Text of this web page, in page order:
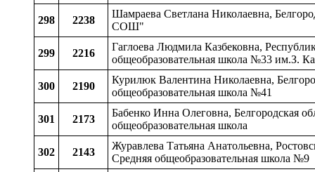
298 2238
Шамраева Светлана Николаевна,
СОШ"
299 2216
Гаглоева Людмила Казбековна,
общеобразовательная школа №33 им.З.
300 2190
Курилюк Валентина Николаевна,
общеобразовательная школа №41
301 2173
Бабенко Инна Олеговна, Белгородская
общеобразовательная школа
302 2143
Журавлева Татьяна Анатольевна,
Средняя общеобразовательная школа №9